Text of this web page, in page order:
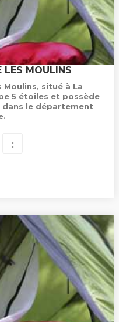
LES MOULINS
Moulins, situé à La
5 étoiles et possède
dans le département